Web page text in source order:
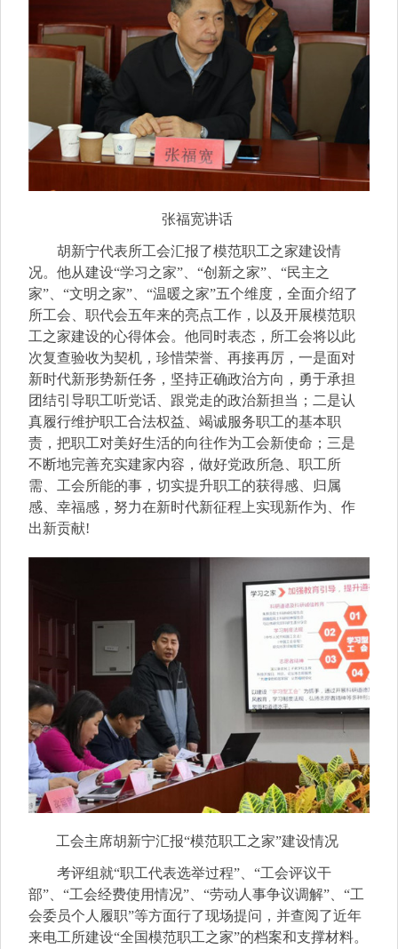
张福宽讲话
胡新宁代表所工会汇报了模范职工之家建设情
况。他从建设“学习之家”、“创新之家”、“民主之
家”、“文明之家”、“温暖之家”五个维度，全面介绍了
所工会、职代会五年来的亮点工作，以及开展模范职
工之家建设的心得体会。他同时表态，所工会将以此
次复查验收为契机，珍惜荣誉、再接再厉，一是面对
新时代新形势新任务，坚持正确政治方向，勇于承担
团结引导职工听党话、跟党走的政治新担当；二是认
真履行维护职工合法权益、竭诚服务职工的基本职
责，把职工对美好生活的向往作为工会新使命；三是
不断地完善充实建家内容，做好党政所急、职工所
需、工会所能的事，切实提升职工的获得感、归属
感、幸福感，努力在新时代新征程上实现新作为、作
出新贡献!
工会主席胡新宁汇报“模范职工之家”建设情况
考评组就“职工代表选举过程”、“工会评议干
部”、“工会经费使用情况”、“劳动人事争议调解”、“工
会委员个人履职”等方面行了现场提问，并查阅了近年
来电工所建设“全国模范职工之家”的档案和支撑材料。